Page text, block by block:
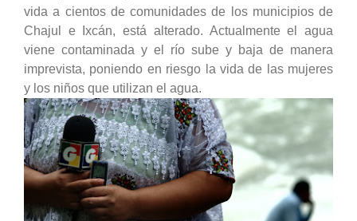
vida a cientos de comunidades de los municipios de
Chajul e Ixcán, está alterado. Actualmente el agua
viene contaminada y el río sube y baja de manera
imprevista, poniendo en riesgo la vida de las mujeres
y los niños que utilizan el agua.